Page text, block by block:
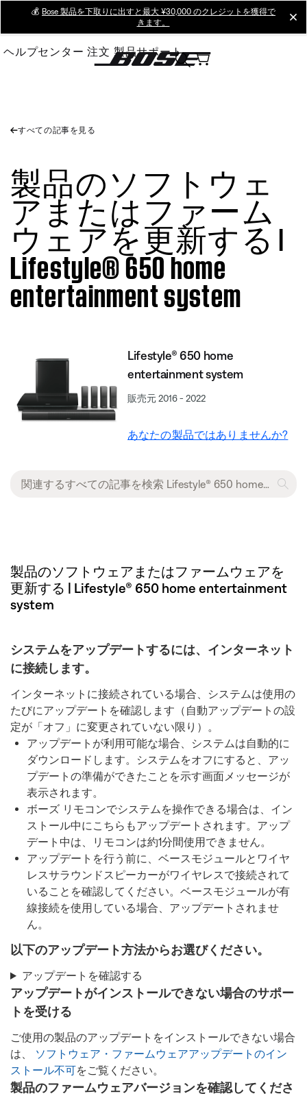
Main
💰 Bose 製品を下取りに出すと最大 ¥30,000 のクレジットを獲得で
きます。
ヘルプセンター 注文 製品サポート
すべての記事を見る
製品のソフトウェ
アまたはファーム
ウェアを更新する |
Lifestyle® 650 home
entertainment system
Lifestyle® 650 home
entertainment system
販売元 2016 - 2022
あなたの製品ではありませんか?
製品のソフトウェアまたはファームウェアを
更新する | Lifestyle® 650 home entertainment
system
システムをアップデートするには、インターネット
に接続します。
インターネットに接続されている場合、システムは使用の
たびにアップデートを確認します（自動アップデートの設
定が「オフ」に変更されていない限り）。
アップデートが利用可能な場合、システムは自動的に
ダウンロードします。システムをオフにすると、アッ
プデートの準備ができたことを示す画面メッセージが
表示されます。
ボーズ リモコンでシステムを操作できる場合は、イン
ストール中にこちらもアップデートされます。アップ
デート中は、リモコンは約1分間使用できません。
アップデートを行う前に、ベースモジュールとワイヤ
レスサラウンドスピーカーがワイヤレスで接続されて
いることを確認してください。ベースモジュールが有
線接続を使用している場合、アップデートされませ
ん。
以下のアップデート方法からお選びください。
アップデートを確認する
アップデートがインストールできない場合のサポー
トを受ける
ご使用の製品のアップデートをインストールできない場合
は、
ソフトウェア・ファームウェアアップデートのイン
ストール不可をご覧ください。
製品のファームウェアバージョンを確認してくださ